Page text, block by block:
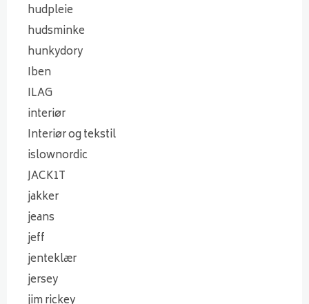
hudpleie
hudsminke
hunkydory
Iben
ILAG
interiør
Interiør og tekstil
islownordic
JACK1T
jakker
jeans
jeff
jenteklær
jersey